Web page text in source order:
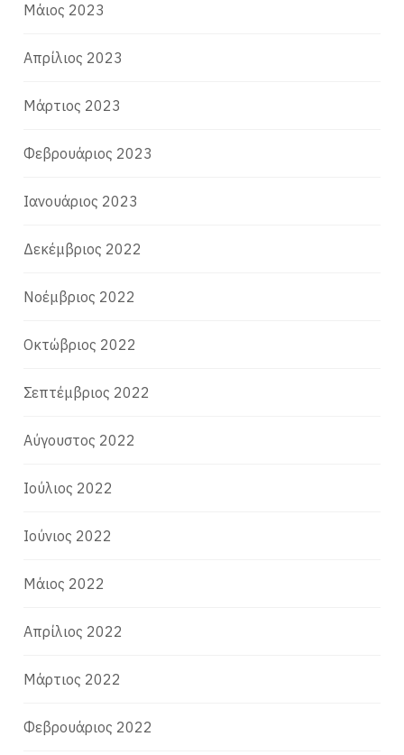
Μάιος 2023
Απρίλιος 2023
Μάρτιος 2023
Φεβρουάριος 2023
Ιανουάριος 2023
Δεκέμβριος 2022
Νοέμβριος 2022
Οκτώβριος 2022
Σεπτέμβριος 2022
Αύγουστος 2022
Ιούλιος 2022
Ιούνιος 2022
Μάιος 2022
Απρίλιος 2022
Μάρτιος 2022
Φεβρουάριος 2022